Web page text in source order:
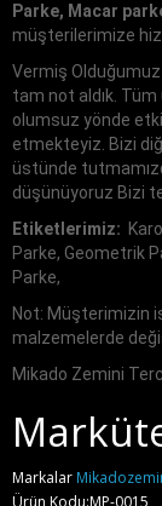
Parke, Macar
müşterilerimize
Vermiş
tam not aldık. Tüm
olumsuz yönde
etmekteyiz. Bizi
üstünde
düşünüyoruz Bizi
Etiketlerimiz:
Parke, Geometrik
Parke,
Not: Müşterimizin
malzemelerde
Mikado Zemini
Markalar
Ürün Kodu:MP-0015